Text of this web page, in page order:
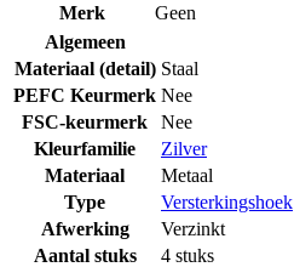
Merk
Geen
Algemeen
Materiaal (detail) Staal
PEFC Keurmerk Nee
FSC-keurmerk
Nee
Kleurfamilie
Zilver
Materiaal
Metaal
Type
Versterkingshoek
Afwerking
Verzinkt
Aantal stuks
4 stuks